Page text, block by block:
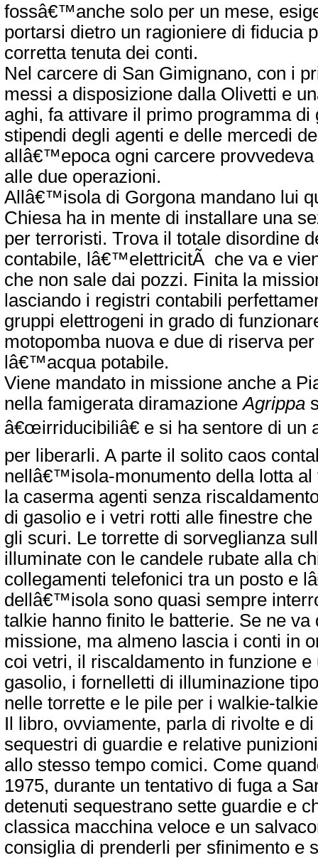
fossâ€™anche solo per un mese,
portarsi dietro un ragioniere di fiducia
corretta tenuta dei conti.
Nel carcere di San Gimignano, con i
messi a disposizione dalla Olivetti e
aghi, fa attivare il primo programma di
stipendi degli agenti e delle mercedi
allâ€™epoca ogni carcere provvedeva
alle due operazioni.
Allâ€™isola di Gorgona mandano lui
Chiesa ha in mente di installare una
per terroristi. Trova il totale disordine
contabile, lâ€™elettricitÃ che va e
che non sale dai pozzi. Finita la
lasciando i registri contabili
gruppi elettrogeni in grado di
motopomba nuova e due di riserva
lâ€™acqua potabile.
Viene mandato in missione anche a
nella famigerata diramazioneAgrippa
â€œirriducibiliâ€ e si ha sentore di un
per liberarli. A parte il solito caos
nellâ€™isola-monumento della lotta al
la caserma agenti senza
di gasolio e i vetri rotti alle finestre
gli scuri. Le torrette di sorveglianza
illuminate con le candele rubate alla
collegamenti telefonici tra un posto e
dellâ€™isola sono quasi sempre
talkie hanno finito le batterie. Se ne va
missione, ma almeno lascia i conti in
coi vetri, il riscaldamento in funzione e
gasolio, i fornelletti di illuminazione
nelle torrette e le pile per i walkie-
Il libro, ovviamente, parla di rivolte e
sequestri di guardie e relative
allo stesso tempo comici. Come
1975, durante un tentativo di fuga a
detenuti sequestrano sette guardie e
classica macchina veloce e un
consiglia di prenderli per sfinimento e